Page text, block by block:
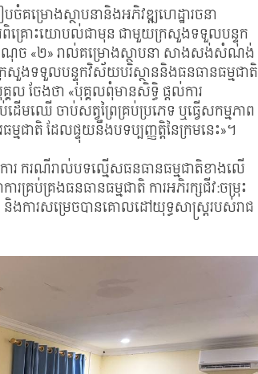
ចំគម្រោងស្ថាបនានិងអភិវឌ្ឍហេដ្ឋារចនា
ការពិគ្រោះយោបល់ជាមុន ជាមួយក្រសួងទទួលបន្ទុក
ចំណុច «២» រាល់គម្រោងស្ថាបនា សាងសង់សំណង់
រសួងទទួលបន្ទុកវិស័យបរិស្ថាននិងធនធានធម្មជាតិ
ល ចែងថា «បុគ្គលពុំមានសិទ្ធិ ផ្តល់ការ
ើមឈើ ចាប់សត្វព្រៃគ្រប់ប្រភេទ ឬធ្វើសកម្មភាព
ជាតិ ដែលផ្ទុយនឹងបទប្បញ្ញត្តិនៃក្រមនេះ»។
ករណីរាល់បទល្មើសធនធានធម្មជាតិខាងលើ
រប់គ្រងធនធានធម្មជាតិ ការអភិរក្សជីវ:ចម្រុះ
ងការសម្រេចបានគោលដៅយុទ្ធសាស្រ្តរបស់រាជ